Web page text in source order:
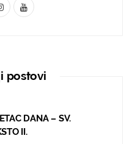
I
t
r
Y
T
e
postovi
DANA – SV.
II.